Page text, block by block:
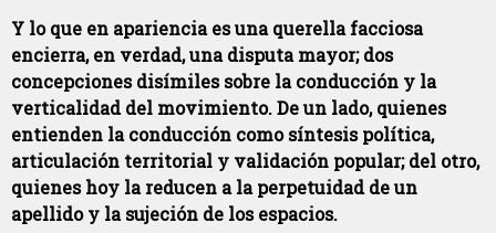
Y lo que en apariencia es una querella facciosa
encierra, en verdad, una disputa mayor; dos
concepciones disímiles sobre la conducción y la
verticalidad del movimiento. De un lado, quienes
entienden la conducción como síntesis política,
articulación territorial y validación popular; del otro,
quienes hoy la reducen a la perpetuidad de un
apellido y la sujeción de los espacios.